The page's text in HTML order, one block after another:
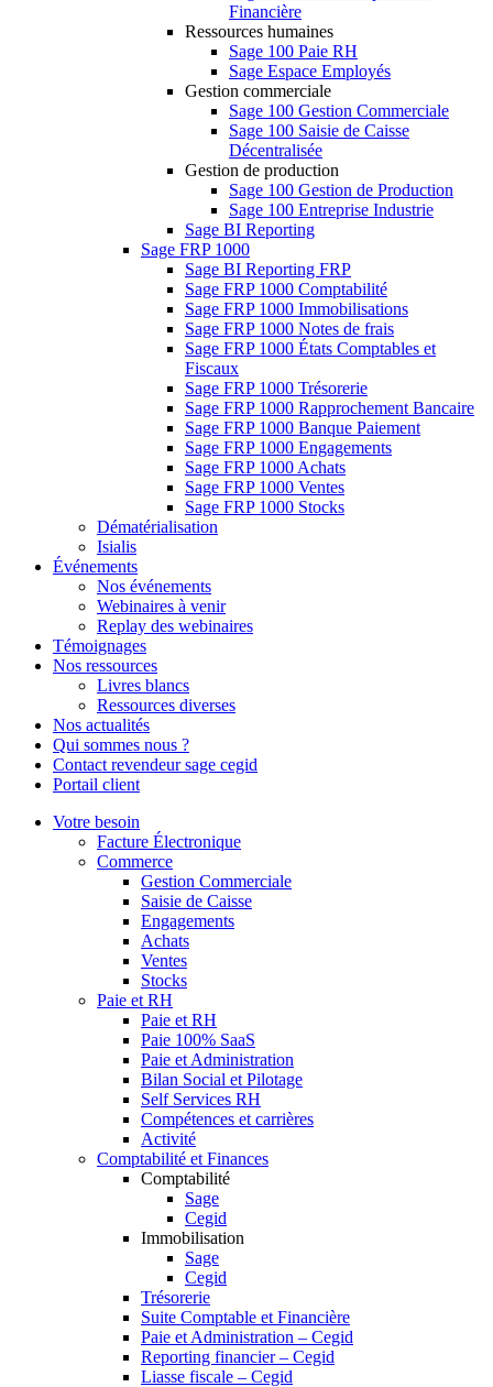
Financière
Ressources humaines
Sage 100 Paie RH
Sage Espace Employés
Gestion commerciale
Sage 100 Gestion Commerciale
Sage 100 Saisie de Caisse
Décentralisée
Gestion de production
Sage 100 Gestion de Production
Sage 100 Entreprise Industrie
Sage BI Reporting
Sage FRP 1000
Sage BI Reporting FRP
Sage FRP 1000 Comptabilité
Sage FRP 1000 Immobilisations
Sage FRP 1000 Notes de frais
Sage FRP 1000 États Comptables et
Fiscaux
Sage FRP 1000 Trésorerie
Sage FRP 1000 Rapprochement Bancaire
Sage FRP 1000 Banque Paiement
Sage FRP 1000 Engagements
Sage FRP 1000 Achats
Sage FRP 1000 Ventes
Sage FRP 1000 Stocks
Dématérialisation
Isialis
Événements
Nos événements
Webinaires à venir
Replay des webinaires
Témoignages
Nos ressources
Livres blancs
Ressources diverses
Nos actualités
Qui sommes nous ?
Contact revendeur sage cegid
Portail client
Votre besoin
Facture Électronique
Commerce
Gestion Commerciale
Saisie de Caisse
Engagements
Achats
Ventes
Stocks
Paie et RH
Paie et RH
Paie 100% SaaS
Paie et Administration
Bilan Social et Pilotage
Self Services RH
Compétences et carrières
Activité
Comptabilité et Finances
Comptabilité
Sage
Cegid
Immobilisation
Sage
Cegid
Trésorerie
Suite Comptable et Financière
Paie et Administration – Cegid
Reporting financier – Cegid
Liasse fiscale – Cegid